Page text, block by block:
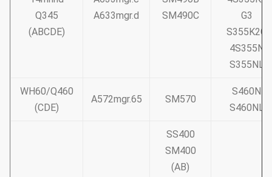
Q345
(ABCDE)
A633mgr.d
SM490C
G3
S355K2G
4S355N
S355NL
WH60/Q460
(CDE)
A572mgr.65 SM570
S460N
S460NL
SS400
SM400
(AB)